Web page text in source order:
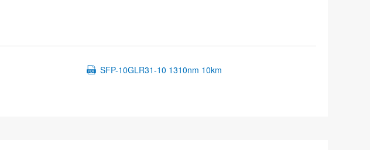
SFP-10GLR31-10 1310nm 10km